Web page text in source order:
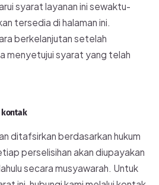
syarat layanan ini sewaktu-
tersedia di halaman ini.
berkelanjutan setelah
menyetujui syarat yang telah
kontak
ditafsirkan berdasarkan hukum
perselisihan akan diupayakan
secara musyawarah. Untuk